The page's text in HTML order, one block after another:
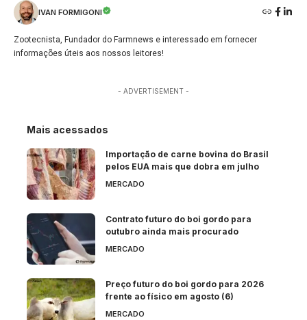
IVAN FORMIGONI
Zootecnista, Fundador do Farmnews e interessado em fornecer
informações úteis aos nossos leitores!
- ADVERTISEMENT -
Mais acessados
Importação de carne bovina do Brasil
pelos EUA mais que dobra em julho
MERCADO
Contrato futuro do boi gordo para
outubro ainda mais procurado
MERCADO
Preço futuro do boi gordo para 2026
frente ao físico em agosto (6)
MERCADO